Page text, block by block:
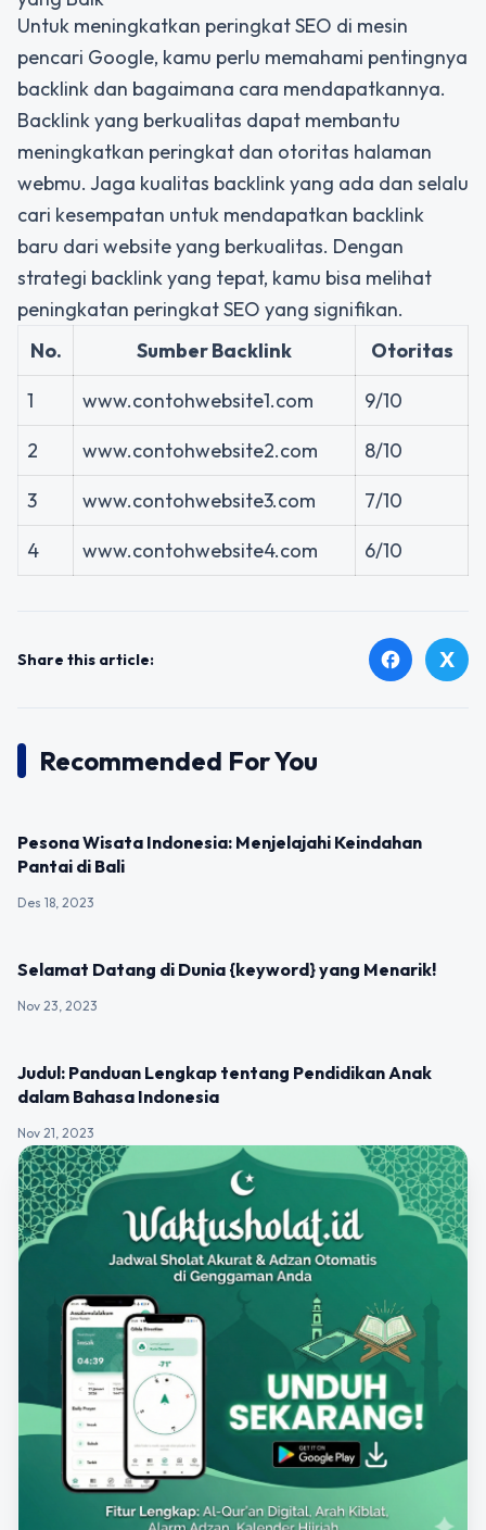
Untuk meningkatkan peringkat SEO di mesin
pencari Google, kamu perlu memahami pentingnya
backlink dan bagaimana cara mendapatkannya.
Backlink yang berkualitas dapat membantu
meningkatkan peringkat dan otoritas halaman
webmu. Jaga kualitas backlink yang ada dan selalu
cari kesempatan untuk mendapatkan backlink
baru dari website yang berkualitas. Dengan
strategi backlink yang tepat, kamu bisa melihat
peningkatan peringkat SEO yang signifikan.
No.
Sumber Backlink
Otoritas
1
www.contohwebsite1.com
9/10
2
www.contohwebsite2.com
8/10
3
www.contohwebsite3.com
7/10
4
www.contohwebsite4.com 6/10
Share this article: facebook X
Recommended For You
Pesona Wisata Indonesia: Menjelajahi Keindahan
Pantai di Bali
Des 18, 2023
Selamat Datang di Dunia {keyword} yang Menarik!
Nov 23, 2023
Judul: Panduan Lengkap tentang Pendidikan Anak
dalam Bahasa Indonesia
Nov 21, 2023